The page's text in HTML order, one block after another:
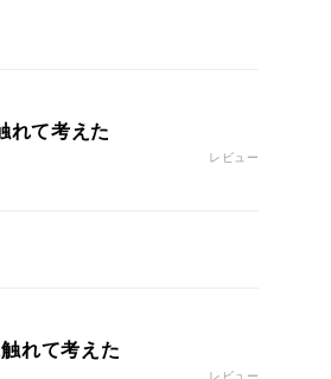
れて考えた
レビュー
れて考えた
レビュー